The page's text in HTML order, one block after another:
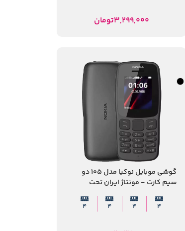
3,299,000تومان
گوشی موبایل نوکیا مدل 105 دو
سیم کارت - مونتاژ ایران تحت
4
4
4
4